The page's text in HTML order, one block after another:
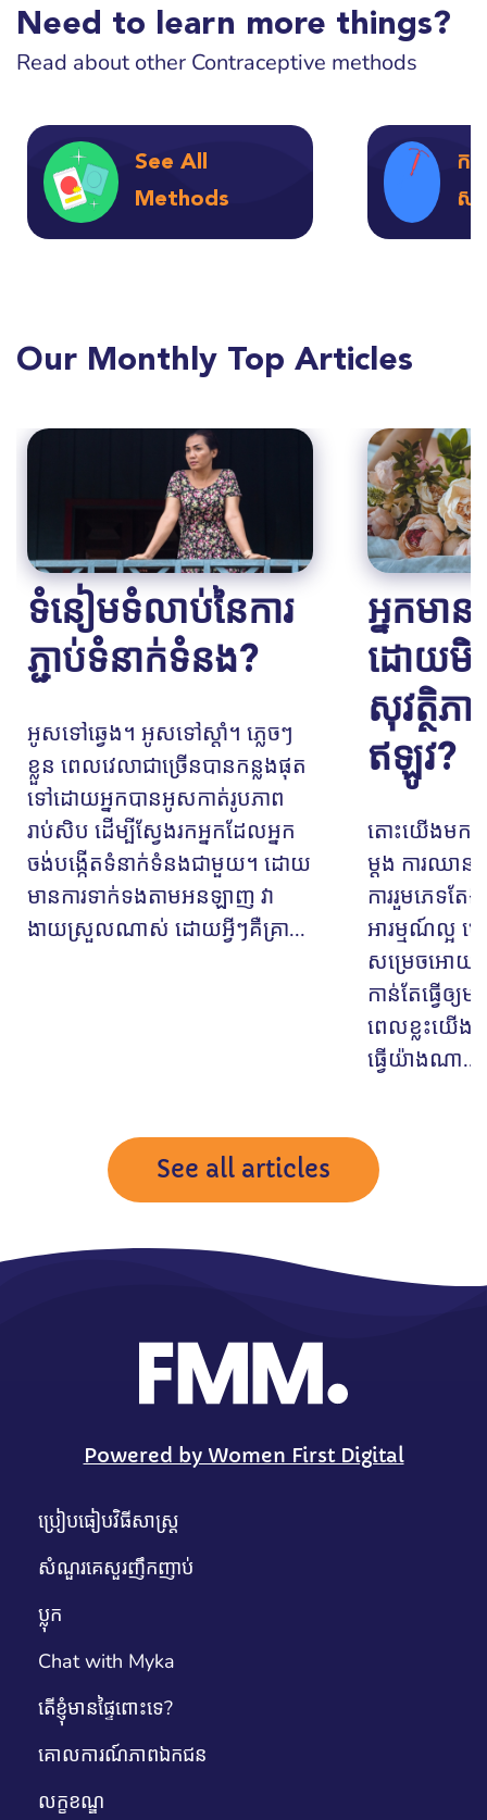
Need to learn more things?
Read about other Contraceptive methods
See All
Methods
កង
ស្
Our Monthly Top Articles
ទំនៀមទំលាប់នៃការ
ភ្ជាប់ទំនាក់ទំនង?
អូសទៅឆ្វេង។ អូសទៅស្តាំ។ ភ្លេចៗ
ខ្លួន ពេលវេលាជាច្រើនបានកន្លងផុត
ទៅដោយអ្នកបានអូសកាត់រូបភាព
រាប់សិប ដើម្បីស្វែងរកអ្នកដែលអ្នក
ចង់បង្កើតទំនាក់ទំនងជាមួយ។ ដោយ
មានការទាក់ទងតាមអនឡាញ វា
ងាយស្រួលណាស់ ដោយអ្វីៗគឺគ្រា...
អ្នក​មាន​
ដោយ​មិ
សុវត្ថិភា
ឥឡូវ?
តោះយើងមក
ម្តង ការឈ
ការរួមភេទតែ
អារម្មណ៍ល្អ
សម្រេចអោ
កាន់តែធ្វើឲ្
ពេលខ្លះយើង
ធ្វើយ៉ាងណា...
See all articles
Powered by Women First Digital
ប្រៀបធៀបវិធីសាស្រ្ត
សំណួរគេសួរញឹកញាប់
ប្លុក
Chat with Myka
តើខ្ញុំមានផ្ទៃពោះទេ?
គោលការណ៍​ភាព​ឯកជន
លក្ខខណ្ឌ